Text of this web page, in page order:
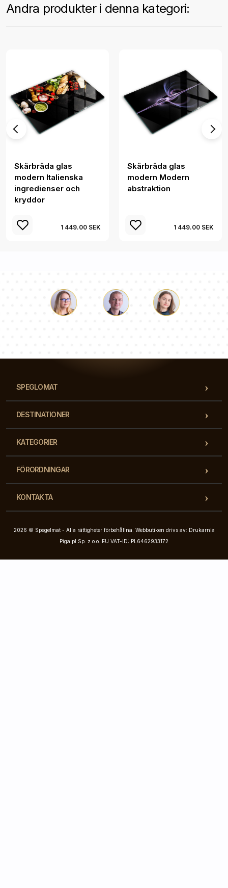
Andra produkter i denna kategori:
Skärbräda glas
modern Italienska
ingredienser och
kryddor
1 449.00 SEK
Skärbräda glas
modern Modern
abstraktion
1 449.00 SEK
SPEGLOMAT
DESTINATIONER
KATEGORIER
FÖRORDNINGAR
KONTAKTA
2026 © Spegelmat - Alla rättigheter förbehållna. Webbutiken drivs av: Drukarnia
Piga.pl Sp. z o.o. EU VAT-ID: PL6462933172